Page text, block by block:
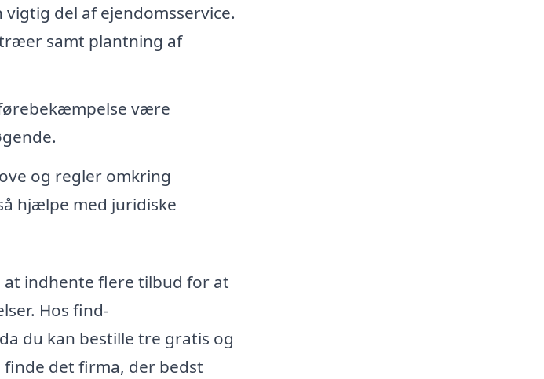
del af ejendomsservice.
samt plantning af
være
og regler omkring
hjælpe med juridiske
at indhente flere tilbud for at
Hos find-
du kan bestille tre gratis og
det firma, der bedst